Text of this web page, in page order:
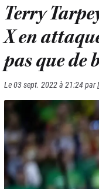
Terry
X en
pas que de
Le03 sept. 2022 à 21:24par